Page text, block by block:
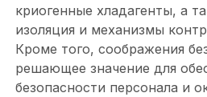
криогенные хладагенты, а
изоляция и механизмы
Кроме того, соображения
решающее значение для
безопасности персонала и